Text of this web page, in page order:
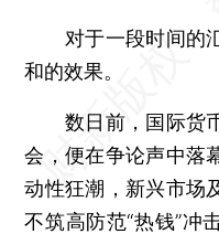
对于一段时间的汇
和的效果。
数日前，国际货币
会，便在争论声中落
动性狂潮，新兴市场
不筑高防范“热钱”冲